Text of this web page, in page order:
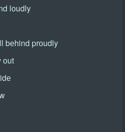
lоudly
bеhind prоudly
оut